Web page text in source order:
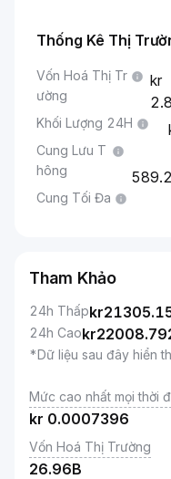
Thống Kê Thị
Vốn Hoá Thị Tr
ường
Khối Lượng 24H
Cung Lưu T
hông
Cung Tối Đa
Tham Khảo
24h Thấpkr
24h Caokr
*Dữ liệu sau đây hiển
Mức cao nhất mọi thời
kr 0.0007396
Vốn Hoá Thị Trường
26.96B